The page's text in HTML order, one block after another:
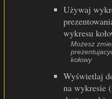
Używaj
wykresu
Możesz
kołowy
Wyświetlaj
na wykresie